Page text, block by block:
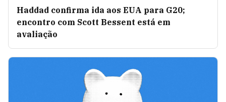
Haddad confirma ida aos EUA para G20;
encontro com Scott Bessent está em
avaliação